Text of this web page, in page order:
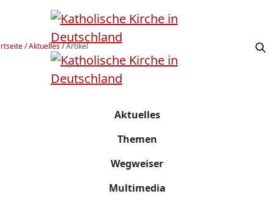
/Aktuelles/Artikel
Aktuelles
Themen
Wegweiser
Multimedia